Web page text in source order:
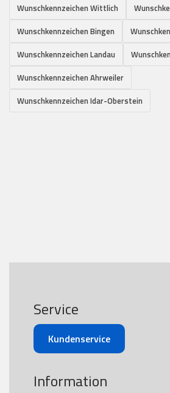
Wunschkennzeichen Wittlich
Wunschkennzeichen Bingen
Wunschkennzeichen Landau
Wunschkennzeichen Ahrweiler
Wunschkennzeichen Idar-Oberstein
Service
Kundenservice
Information